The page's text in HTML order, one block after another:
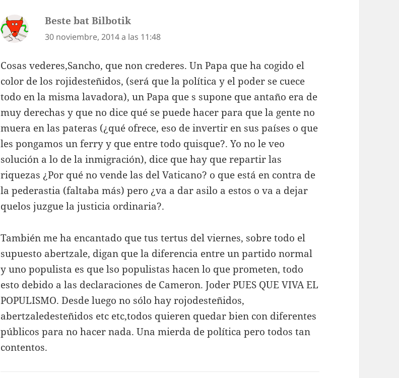
Beste bat Bilbotik
30 noviembre, 2014 a las 11:48
Cosas vederes,Sancho, que non crederes. Un Papa que ha cogido el
color de los rojidesteñidos, (será que la política y el poder se cuece
todo en la misma lavadora), un Papa que s supone que antaño era de
muy derechas y que no dice qué se puede hacer para que la gente no
muera en las pateras (¿qué ofrece, eso de invertir en sus países o que
les pongamos un ferry y que entre todo quisque?. Yo no le veo
solución a lo de la inmigración), dice que hay que repartir las
riquezas ¿Por qué no vende las del Vaticano? o que está en contra de
la pederastia (faltaba más) pero ¿va a dar asilo a estos o va a dejar
quelos juzgue la justicia ordinaria?.
También me ha encantado que tus tertus del viernes, sobre todo el
supuesto abertzale, digan que la diferencia entre un partido normal
y uno populista es que lso populistas hacen lo que prometen, todo
esto debido a las declaraciones de Cameron. Joder PUES QUE VIVA EL
POPULISMO. Desde luego no sólo hay rojodesteñidos,
abertzaledesteñidos etc etc,todos quieren quedar bien con diferentes
públicos para no hacer nada. Una mierda de política pero todos tan
contentos.